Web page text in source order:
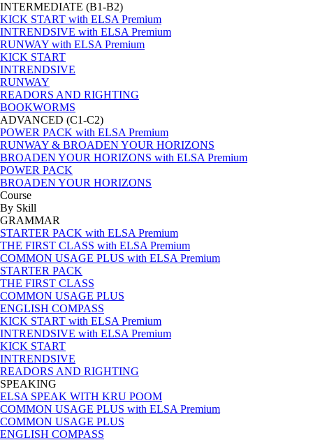
INTERMEDIATE (B1-B2)
KICK START with ELSA Premium
INTRENDSIVE with ELSA Premium
RUNWAY with ELSA Premium
KICK START
INTRENDSIVE
RUNWAY
READORS AND RIGHTING
BOOKWORMS
ADVANCED (C1-C2)
POWER PACK with ELSA Premium
RUNWAY & BROADEN YOUR HORIZONS
BROADEN YOUR HORIZONS with ELSA Premium
POWER PACK
BROADEN YOUR HORIZONS
Course
By Skill
GRAMMAR
STARTER PACK with ELSA Premium
THE FIRST CLASS with ELSA Premium
COMMON USAGE PLUS with ELSA Premium
STARTER PACK
THE FIRST CLASS
COMMON USAGE PLUS
ENGLISH COMPASS
KICK START with ELSA Premium
INTRENDSIVE with ELSA Premium
KICK START
INTRENDSIVE
READORS AND RIGHTING
SPEAKING
ELSA SPEAK WITH KRU POOM
COMMON USAGE PLUS with ELSA Premium
COMMON USAGE PLUS
ENGLISH COMPASS